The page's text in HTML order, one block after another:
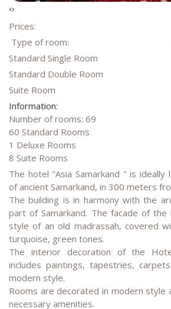
‹›
Prices:
Type of room:
Standard Single Room
Standard Double Room
Suite Room
Information:
Number of rooms: 69
60 Standard Rooms
1 Deluxe Rooms
8 Suite Rooms
The hotel "Asia Samarkand " is
of ancient Samarkand, in 300 meters
The building is in harmony with the
part of Samarkand. The facade of
style of an old madrassah, covered
turquoise, green tones.
The interior decoration of the
includes paintings, tapestries,
modern style.
Rooms are decorated in modern style
necessary amenities.